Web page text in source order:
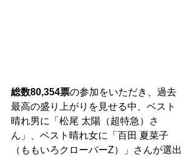
総数80,354票の参加をいただき、過去
最高の盛り上がりを見せる中、ベスト
晴れ男に「松尾 太陽（超特急）さ
ん」、ベスト晴れ女に「百田 夏菜子
（ももいろクローバーZ）」さんが選出